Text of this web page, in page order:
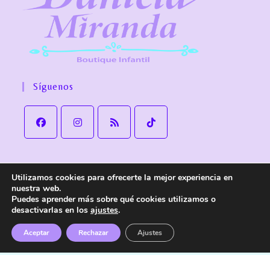
Síguenos
Aviso Legal Política de Privacidad
Política de cookies
Política de Envío y devoluciones
Accesibilidad
reservados.
Utilizamos cookies para ofrecerte la mejor experiencia en
nuestra web.
Puedes aprender más sobre qué cookies utilizamos o
desactivarlas en los ajustes.
Aceptar Rechazar Ajustes